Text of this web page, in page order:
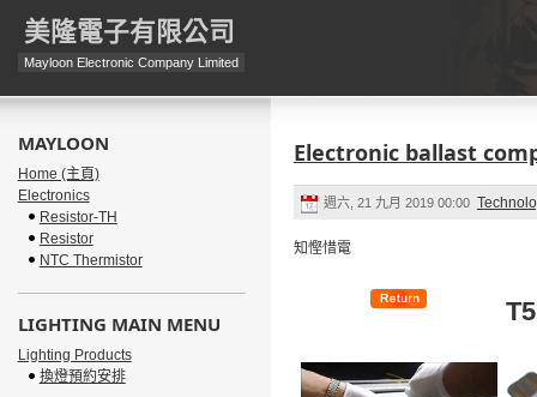
美隆電子有限公司
Mayloon Electronic Company Limited
Electronic ballast
週六, 21 九月 2019 00:00
知慳惜電
MAYLOON
Home (主頁)
Electronics
Resistor-TH
Resistor
NTC Thermistor
LIGHTING MAIN MENU
Lighting Products
換燈預約安排